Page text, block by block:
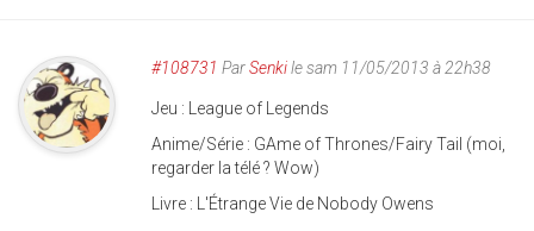
#108731 ParSenkile sam 11/05/2013 à 22h38
Jeu : League of Legends
Anime/Série : GAme of Thrones/Fairy Tail (moi,
regarder la télé ? Wow)
Livre : L'Étrange Vie de Nobody Owens